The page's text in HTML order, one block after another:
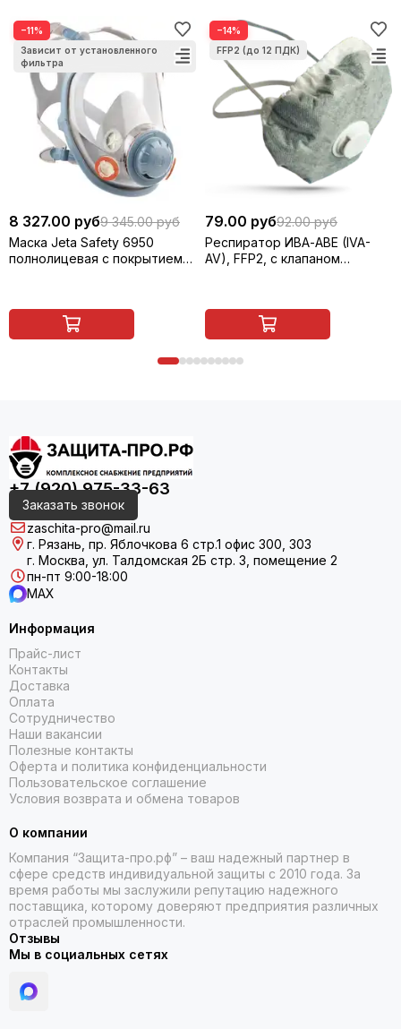
−11%
8 327.00 руб9 345.00 руб
Маска Jeta Safety 6950
полнолицевая с покрытием
−14%
79.00 руб92.00 руб
Респиратор ИВА-АВЕ (IVA-
AV), FFP2, с клапаном
+7 (920) 975-33-63
Заказать звонок
zaschita-pro@mail.ru
г. Рязань, пр. Яблочкова 6 стр.1 офис 300, 303
г. Москва, ул. Талдомская 2Б стр. 3, помещение 2
пн-пт 9:00-18:00
MAX
Информация
Прайс-лист
Контакты
Доставка
Оплата
Сотрудничество
Наши вакансии
Полезные контакты
Оферта и политика конфиденциальности
Пользовательское соглашение
Условия возврата и обмена товаров
О компании
Компания “Защита-про.рф” – ваш надежный партнер в
сфере средств индивидуальной защиты с 2010 года. За
время работы мы заслужили репутацию надежного
поставщика, которому доверяют предприятия различных
отраслей промышленности.
Отзывы
Мы в социальных сетях